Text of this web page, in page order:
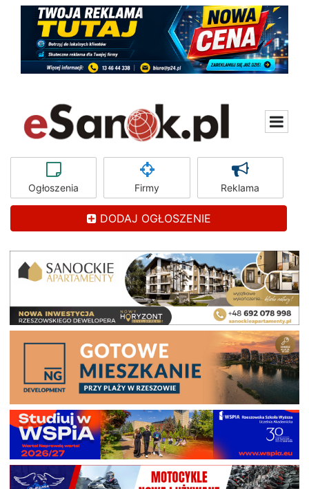
Ogłoszenia Firmy Reklama
DODAJ OGŁOSZENIE